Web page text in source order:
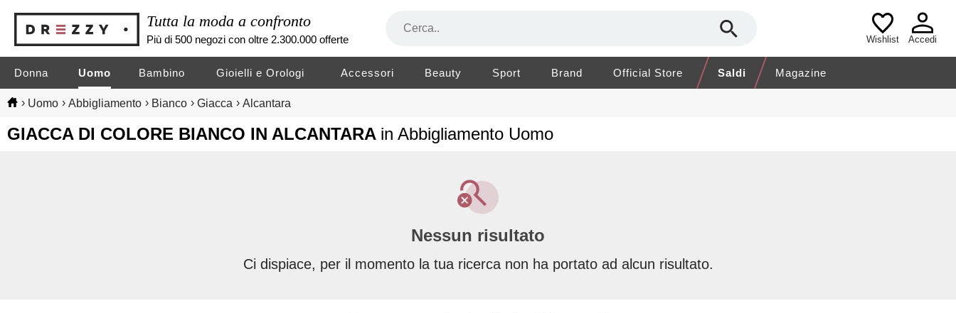
Tutta la moda a confronto
Più di 500 negozi con oltre 2.300.000 offerte Wishlist Accedi
Donna Uomo Bambino Gioielli e Orologi Accessori Beauty Sport Brand Official Store Saldi Magazine
› Uomo › Abbigliamento › Bianco › Giacca › Alcantara
GIACCA DI COLORE BIANCO IN ALCANTARA in Abbigliamento Uomo
Nessun risultato
Ci dispiace, per il momento la tua ricerca non ha portato ad alcun risultato.